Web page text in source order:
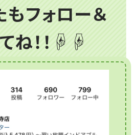
もフォロー＆
ね！！☟☟